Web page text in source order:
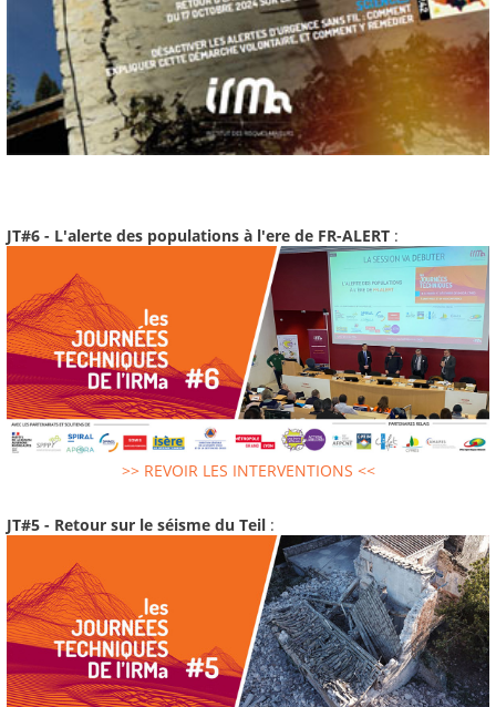
JT#6 - L'alerte des populations à l'ere de FR-ALERT :
>> REVOIR LES INTERVENTIONS <<
JT#5 - Retour sur le séisme du Teil :